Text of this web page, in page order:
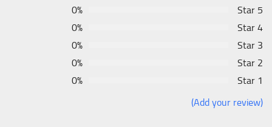
5 Star
0%
4 Star
0%
3 Star
0%
2 Star
0%
1 Star
0%
(Add your review)